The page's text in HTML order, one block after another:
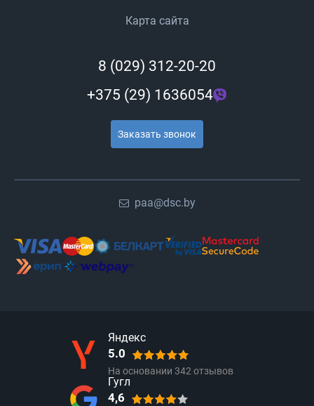
Карта сайта
8 (029) 312-20-20
+375 (29) 1636054
Заказать звонок
paa@dsc.by
Яндекс
5.0
На основании 342отзывов
Гугл
4,6